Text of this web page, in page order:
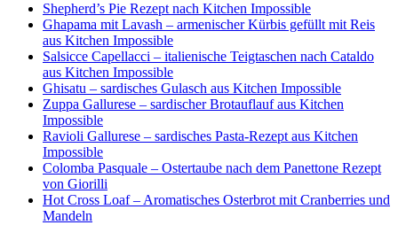
Shepherd’s Pie Rezept nach Kitchen Impossible
Ghapama mit Lavash – armenischer Kürbis gefüllt mit Reis
aus Kitchen Impossible
Salsicce Capellacci – italienische Teigtaschen nach Cataldo
aus Kitchen Impossible
Ghisatu – sardisches Gulasch aus Kitchen Impossible
Zuppa Gallurese – sardischer Brotauflauf aus Kitchen
Impossible
Ravioli Gallurese – sardisches Pasta-Rezept aus Kitchen
Impossible
Colomba Pasquale – Ostertaube nach dem Panettone Rezept
von Giorilli
Hot Cross Loaf – Aromatisches Osterbrot mit Cranberries und
Mandeln